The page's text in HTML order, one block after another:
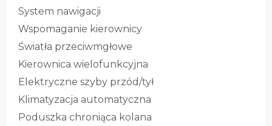
System nawigacji
Wspomaganie kierownicy
Światła przeciwmgłowe
Kierownica wielofunkcyjna
Elektryczne szyby przód/tył
Klimatyzacja automatyczna
Poduszka chroniąca kolana